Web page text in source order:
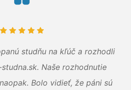
studňu na kľúč a rozhodli
Naše rozhodnutie
Bolo vidieť, že páni sú